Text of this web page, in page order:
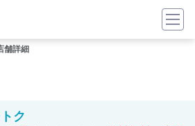
舗詳細
トク